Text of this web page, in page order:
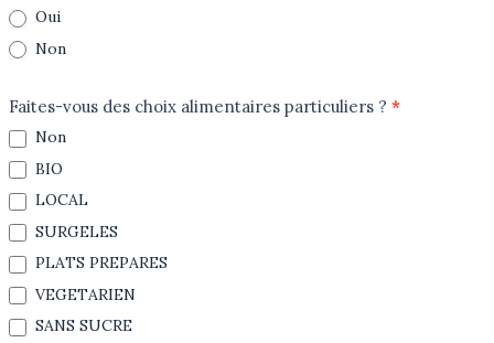
Oui
Non
Faites-vous des choix alimentaires particuliers ? *
Non
BIO
LOCAL
SURGELES
PLATS PREPARES
VEGETARIEN
SANS SUCRE